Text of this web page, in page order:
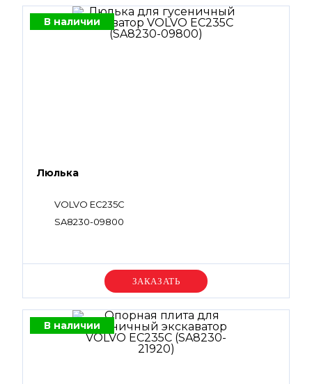
В наличии
Люлька
VOLVO EC235C
SA8230-09800
Уточняйте цену
В наличии